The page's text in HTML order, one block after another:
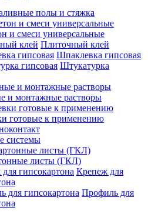
полы и стяжка
и смеси универсальные
Плиточный клей
Шпаклевка гипсовая
Штукатурка
и монтажные растворы
готовые к применению
системы
листы (ГКЛ)
Крепеж для
Профиль для